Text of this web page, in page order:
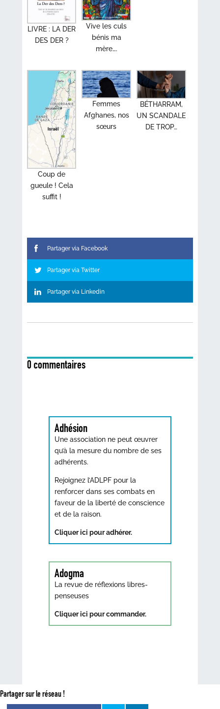
LIVRE : LA DER
DES DER ?
Vive les culs
bénis ma
mère….
Coup de
gueule ! Cela
suffit !
Femmes
Afghanes, nos
sœurs
BÉTHARRAM,
UN SCANDALE
DE TROP…
Partager via Facebook
Partager via Twitter
Partager via Linkedin
0 commentaires
Adhésion
Une association ne peut œuvrer
qu’à la mesure du nombre de ses
adhérents.
Rejoignez l’ADLPF pour la
renforcer dans ses combats en
faveur de la liberté de conscience
et de la raison.
Cliquer ici pour adhérer.
Adogma
La revue de réflexions libres-
penseuses
Cliquer ici pour commander.
Partager sur le réseau !